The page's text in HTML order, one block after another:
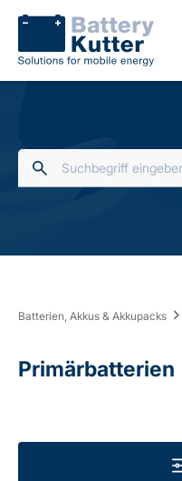
Batterien, Akkus & Akkupacks
Primärbatterien